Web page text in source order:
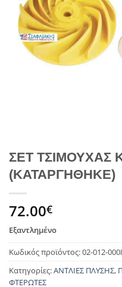
ΣΕΤ ΤΣΙΜΟΥΧΑΣ
(ΚΑΤΑΡΓΗΘΗΚΕ)
72.00€
Εξαντλημένο
Κωδικός προϊόντος:02-012-
Κατηγορίες:ΑΝΤΛΙΕΣ ΠΛΥΣΗΣ,
ΦΤΕΡΩΤΕΣ